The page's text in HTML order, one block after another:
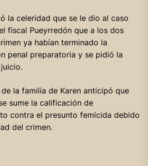
la celeridad que se le dio al caso
fiscal Pueyrredón que a los dos
ya habían terminado la
penal preparatoria y se pidió la
la familia de Karen anticipó que
sume la calificación de
contra el presunto femicida debido
del crimen.